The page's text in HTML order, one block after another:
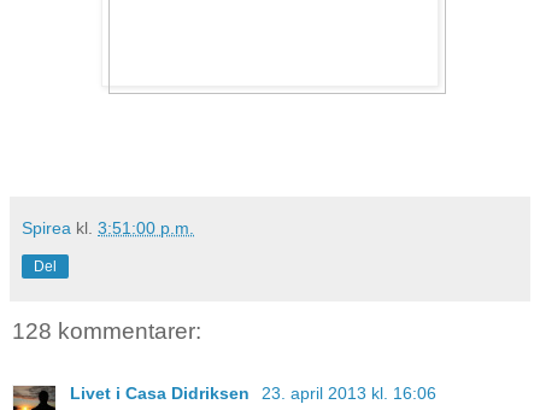
Spirea kl. 3:51:00 p.m.
Del
128 kommentarer:
Livet i Casa Didriksen
23. april 2013 kl. 16:06